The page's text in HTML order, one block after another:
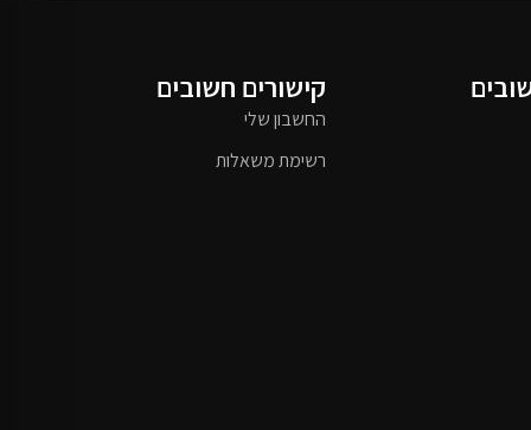
קישורים חשובים
החשבון שלי
רשימת משאלות